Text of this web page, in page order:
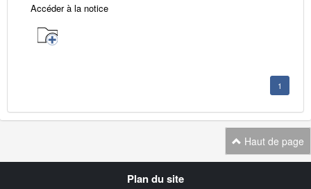
Accéder à la notice
1
Haut de page
Plan du site